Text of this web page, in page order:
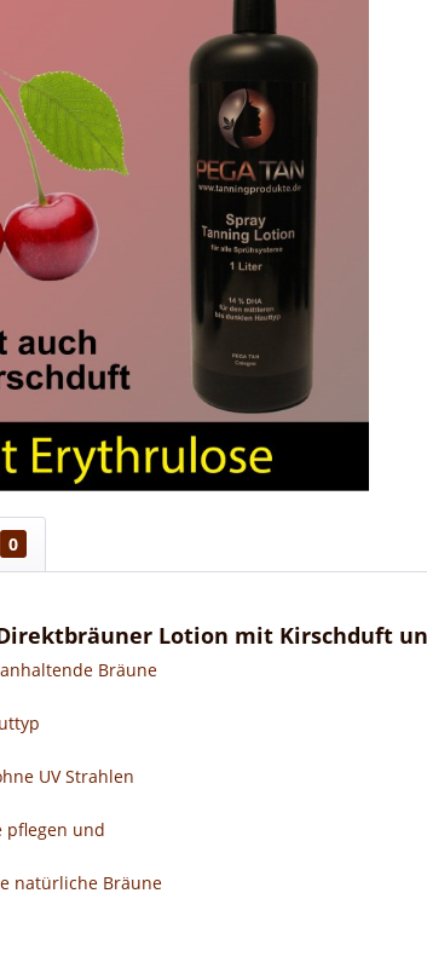
0
Lotion mit Kirschduft
Bräune
UV Strahlen
pflegen und
natürliche Bräune